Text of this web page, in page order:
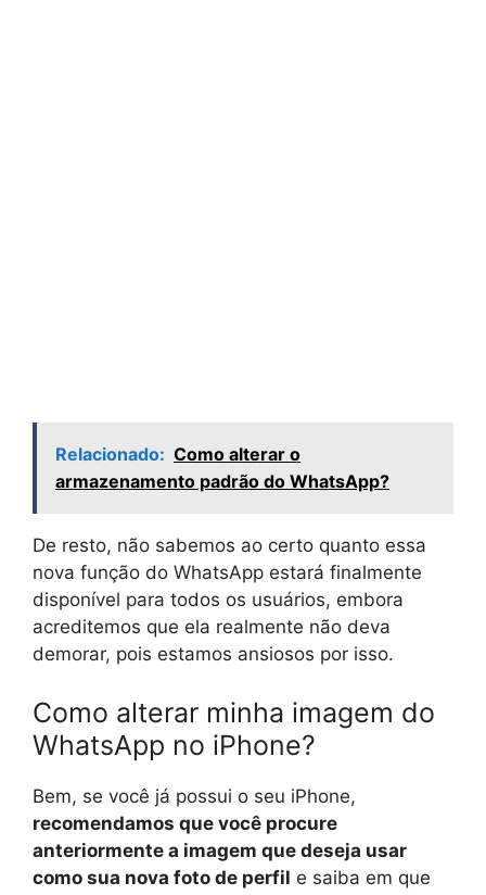
Relacionado: Como alterar o
armazenamento padrão do WhatsApp?
De resto, não sabemos ao certo quanto essa
nova função do WhatsApp estará finalmente
disponível para todos os usuários, embora
acreditemos que ela realmente não deva
demorar, pois estamos ansiosos por isso.
Como alterar minha imagem do
WhatsApp no ​​iPhone?
Bem, se você já possui o seu iPhone,
recomendamos que você procure
anteriormente a imagem que deseja usar
como sua nova foto de perfil e saiba em que